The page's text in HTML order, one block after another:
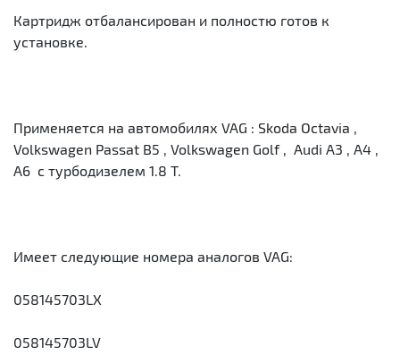
Картридж отбалансирован и полностю готов к
установке.
Применяется на автомобилях VAG : Skoda Octavia ,
Volkswagen Passat B5 , Volkswagen Golf , Audi A3 , A4 ,
A6 с турбодизелем 1.8 T.
Имеет следующие номера аналогов VAG:
058145703LX
058145703LV